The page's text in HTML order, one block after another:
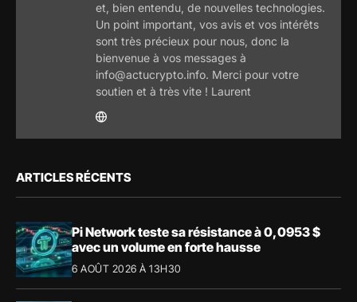
et, bien entendu, de nouvelles technologies.
Un point important, vos avis et vos intérêts
sont très précieux pour nous, donc la
bienvenue à vos messages à
info@actucrypto.info. Merci pour votre
soutien et à très vite ! Laurent
ARTICLES RÉCENTS
Pi Network teste sa résistance à 0,0953 $
avec un volume en forte hausse
6 AOÛT 2026 À 13H30